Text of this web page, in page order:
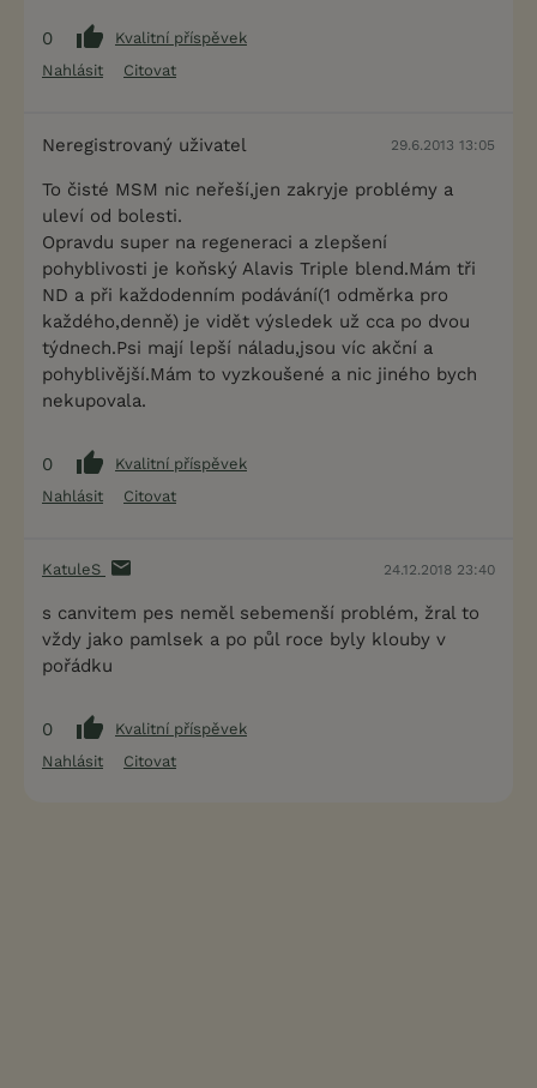
0
Kvalitní příspěvek
Nahlásit
Citovat
Neregistrovaný uživatel 29.6.2013 13:05
To čisté MSM nic neřeší,jen zakryje problémy a
uleví od bolesti.
Opravdu super na regeneraci a zlepšení
pohyblivosti je koňský Alavis Triple blend.Mám tři
ND a při každodenním podávání(1 odměrka pro
každého,denně) je vidět výsledek už cca po dvou
týdnech.Psi mají lepší náladu,jsou víc akční a
pohyblivější.Mám to vyzkoušené a nic jiného bych
nekupovala.
0
Kvalitní příspěvek
Nahlásit
Citovat
KatuleS 24.12.2018 23:40
s canvitem pes neměl sebemenší problém, žral to
vždy jako pamlsek a po půl roce byly klouby v
pořádku
0
Kvalitní příspěvek
Nahlásit
Citovat